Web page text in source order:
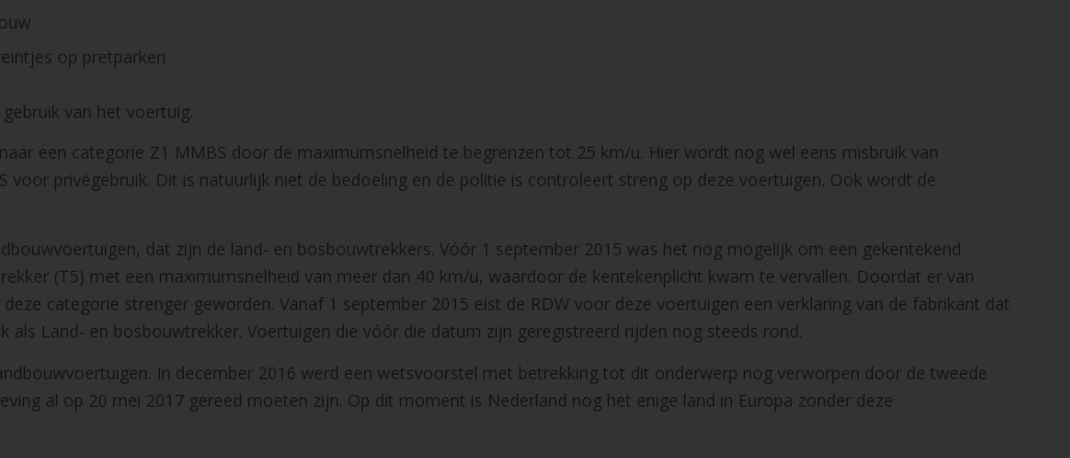
op pretparken
van het voertuig.
een categorie Z1 MMBS door de maximumsnelheid te begrenzen tot 25 km/u. Hier wordt nog wel eens misbruik van
privégebruik. Dit is natuurlijk niet de bedoeling en de politie is controleert streng op deze voertuigen. Ook wordt de
dat zijn de land- en bosbouwtrekkers. Vóór 1 september 2015 was het nog mogelijk om een gekentekend
(T5) met een maximumsnelheid van meer dan 40 km/u, waardoor de kentekenplicht kwam te vervallen. Doordat er van
categorie strenger geworden. Vanaf 1 september 2015 eist de RDW voor deze voertuigen een verklaring van de fabrikant dat
Land- en bosbouwtrekker. Voertuigen die vóór die datum zijn geregistreerd rijden nog steeds rond.
In december 2016 werd een wetsvoorstel met betrekking tot dit onderwerp nog verworpen door de tweede
al op 20 mei 2017 gereed moeten zijn. Op dit moment is Nederland nog het enige land in Europa zonder deze